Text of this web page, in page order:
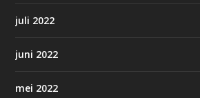
juli 2022
juni 2022
mei 2022